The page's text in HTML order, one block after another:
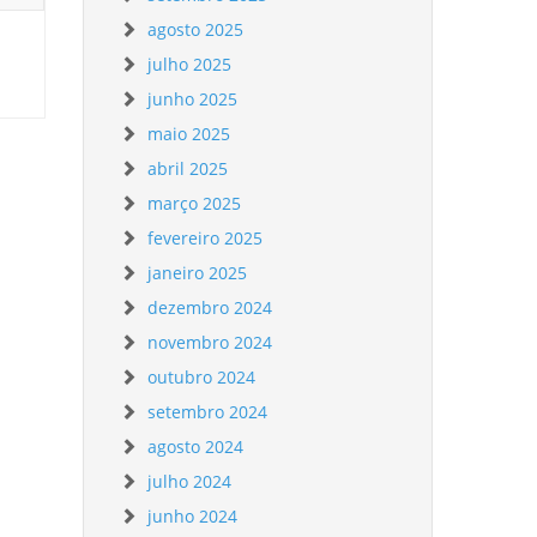
agosto 2025
julho 2025
junho 2025
maio 2025
abril 2025
março 2025
fevereiro 2025
janeiro 2025
dezembro 2024
novembro 2024
outubro 2024
setembro 2024
agosto 2024
julho 2024
junho 2024